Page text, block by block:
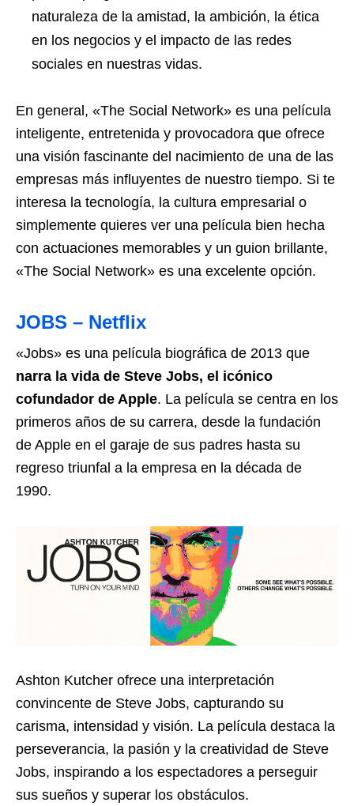
naturaleza de la amistad, la ambición, la ética
en los negocios y el impacto de las redes
sociales en nuestras vidas.
En general, «The Social Network» es una película
inteligente, entretenida y provocadora que ofrece
una visión fascinante del nacimiento de una de las
empresas más influyentes de nuestro tiempo. Si te
interesa la tecnología, la cultura empresarial o
simplemente quieres ver una película bien hecha
con actuaciones memorables y un guion brillante,
«The Social Network» es una excelente opción.
JOBS – Netflix
«Jobs» es una película biográfica de 2013 que
narra la vida de Steve Jobs, el icónico
cofundador de Apple. La película se centra en los
primeros años de su carrera, desde la fundación
de Apple en el garaje de sus padres hasta su
regreso triunfal a la empresa en la década de
1990.
Ashton Kutcher ofrece una interpretación
convincente de Steve Jobs, capturando su
carisma, intensidad y visión. La película destaca la
perseverancia, la pasión y la creatividad de Steve
Jobs, inspirando a los espectadores a perseguir
sus sueños y superar los obstáculos.